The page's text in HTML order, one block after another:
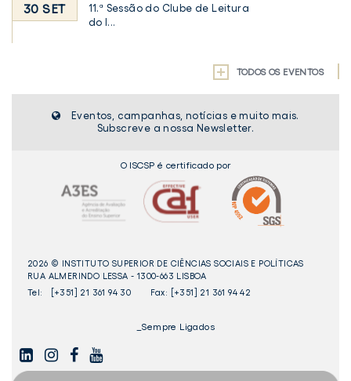
30 SET
11.ª Sessão do Clube de Leitura
do I...
TODOS OS EVENTOS
Eventos, campanhas, notícias e muito mais.
Subscreve a nossa Newsletter.
O ISCSP é certificado por
2026 © INSTITUTO SUPERIOR DE CIÊNCIAS SOCIAIS E POLÍTICAS
RUA ALMERINDO LESSA - 1300-663 LISBOA
Tel:
[+351] 21 361 94 30 Fax: [+351] 21 361 94 42
_Sempre Ligados
LINKEDININSTAGAMFACEBOOK
YOUTUBE